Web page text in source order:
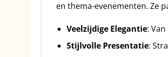
en thema-evenementen. Ze
Veelzijdige Elegantie:
Stijlvolle Presentatie: